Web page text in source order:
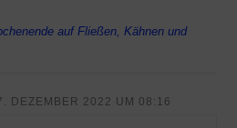
auf Fließen, Kähnen und
DEZEMBER 2022 UM 08:16